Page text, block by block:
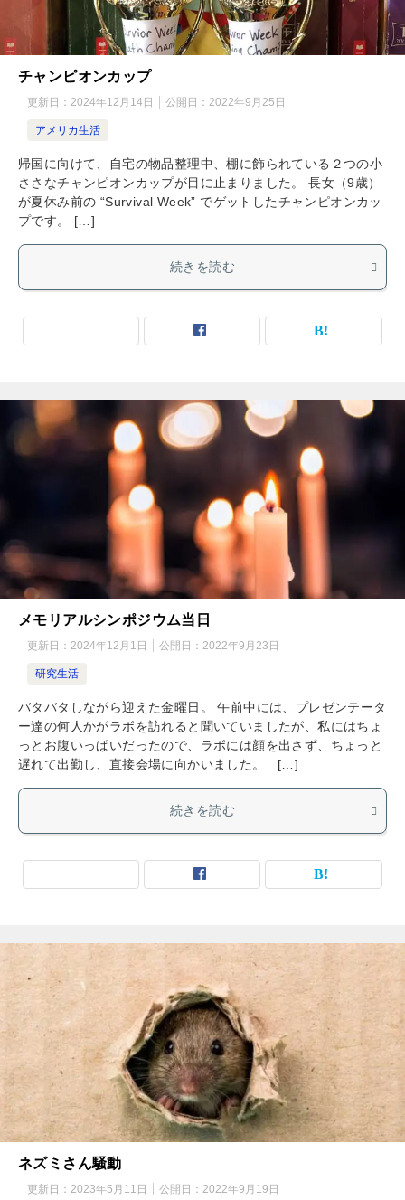
チャンピオンカップ
更新日： 2024年12月14日 公開日： 2022年9月25日
アメリカ生活
帰国に向けて、自宅の物品整理中、棚に飾られている２つの小
ささなチャンピオンカップが目に止まりました。 長女（9歳）
が夏休み前の “Survival Week” でゲットしたチャンピオンカッ
プです。 […]
続きを読む
メモリアルシンポジウム当日
更新日： 2024年12月1日 公開日： 2022年9月23日
研究生活
バタバタしながら迎えた金曜日。 午前中には、プレゼンテータ
ー達の何人かがラボを訪れると聞いていましたが、私にはちょ
っとお腹いっぱいだったので、ラボには顔を出さず、ちょっと
遅れて出勤し、直接会場に向かいました。 […]
続きを読む
ネズミさん騒動
更新日： 2023年5月11日 公開日： 2022年9月19日